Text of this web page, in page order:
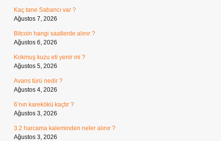
Kaç tane Sabancı var ?
Ağustos 7, 2026
Bitcoin hangi saatlerde alınır ?
Ağustos 6, 2026
Kokmuş kuzu eti yenir mi ?
Ağustos 5, 2026
Avans türü nedir ?
Ağustos 4, 2026
6’nın karekökü kaçtır ?
Ağustos 3, 2026
3.2 harcama kaleminden neler alınır ?
Ağustos 3, 2026